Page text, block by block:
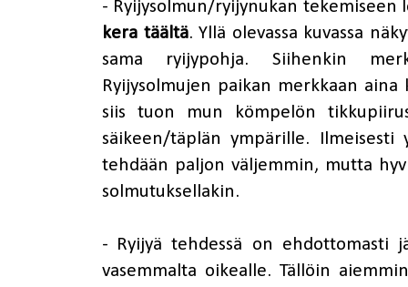
- Ryijysolmun/ryijynukan tekemiseen
kera täältä. Yllä olevassa kuvassa
sama ryijypohja. Siihenkin
Ryijysolmujen paikan merkkaan
siis tuon mun kömpelön
säikeen/täplän ympärille. Ilmeisesti
tehdään paljon väljemmin, mutta
solmutuksellakin.
- Ryijyä tehdessä on ehdottomasti
vasemmalta oikealle. Tällöin